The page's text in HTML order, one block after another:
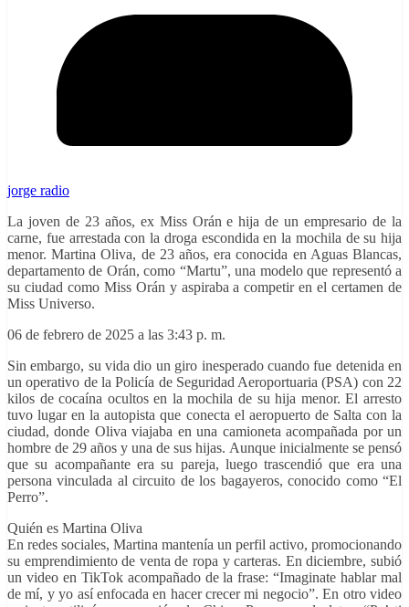
jorge radio
La joven de 23 años, ex Miss Orán e hija de un empresario de la
carne, fue arrestada con la droga escondida en la mochila de su hija
menor. Martina Oliva, de 23 años, era conocida en Aguas Blancas,
departamento de Orán, como “Martu”, una modelo que representó a
su ciudad como Miss Orán y aspiraba a competir en el certamen de
Miss Universo.
06 de febrero de 2025 a las 3:43 p. m.
Sin embargo, su vida dio un giro inesperado cuando fue detenida en
un operativo de la Policía de Seguridad Aeroportuaria (PSA) con 22
kilos de cocaína ocultos en la mochila de su hija menor. El arresto
tuvo lugar en la autopista que conecta el aeropuerto de Salta con la
ciudad, donde Oliva viajaba en una camioneta acompañada por un
hombre de 29 años y una de sus hijas. Aunque inicialmente se pensó
que su acompañante era su pareja, luego trascendió que era una
persona vinculada al circuito de los bagayeros, conocido como “El
Perro”.
Quién es Martina Oliva
En redes sociales, Martina mantenía un perfil activo, promocionando
su emprendimiento de venta de ropa y carteras. En diciembre, subió
un video en TikTok acompañado de la frase: “Imaginate hablar mal
de mí, y yo así enfocada en hacer crecer mi negocio”. En otro video